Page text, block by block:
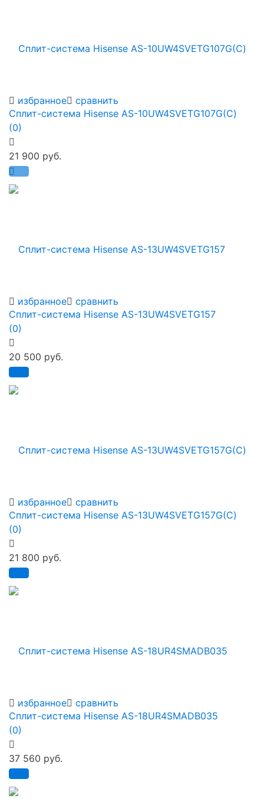
избранное сравнить
избранное сравнить
Сплит-система Hisense AS-10UW4SVETG107G(С)
(0)
21 900 руб.
избранное сравнить
Сплит-система Hisense AS-13UW4SVETG157
(0)
20 500 руб.
избранное сравнить
Сплит-система Hisense AS-13UW4SVETG157G(С)
(0)
21 800 руб.
Сплит-система Hisense AS-18UR4SMADB035
(0)
37 560 руб.